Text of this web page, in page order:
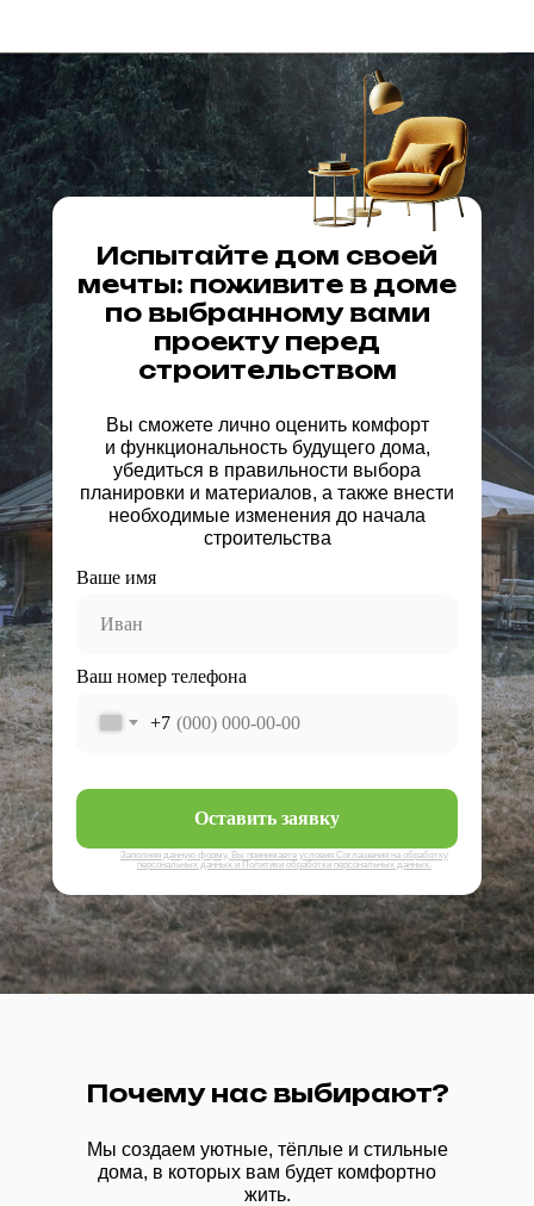
Испытайте дом своей
мечты: поживите в доме
по выбранному вами
проекту перед
строительством
Вы сможете лично оценить комфорт
и функциональность будущего дома,
убедиться в правильности выбора
планировки и материалов, а также внести
необходимые изменения до начала
строительства
Ваше имя
Ваш номер телефона
+7
Оставить заявку
Заполняя данную форму, Вы принимаете условия Соглашения на обработку
персональных данных и Политики обработки персональных данных.
Мы создаем уютные, тёплые и стильные
дома, в которых вам будет комфортно
жить.
Почему нас выбирают?